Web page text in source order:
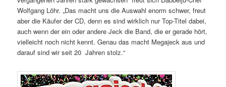
Wolfgang Löhr. „Das macht uns die Auswahl enorm schwer, freut
aber die Käufer der CD, denn es sind wirklich nur Top-Titel dabei,
auch wenn der ein oder andere Jeck die Band, die er gerade hört,
vielleicht noch nicht kennt. Genau das macht Megajeck aus und
darauf sind wir seit 20 Jahren stolz.“